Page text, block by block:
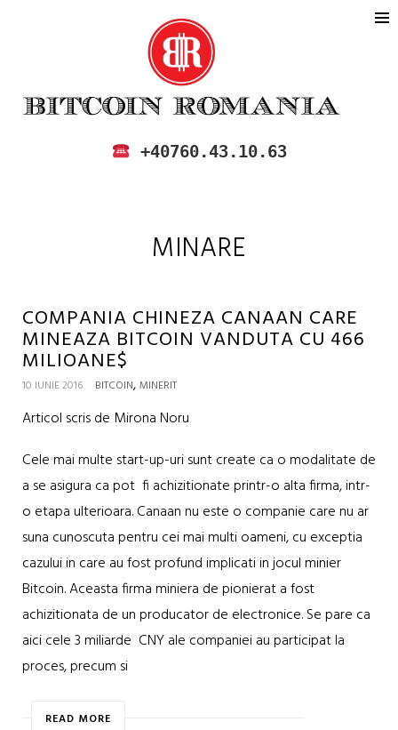
BITCOIN ROMANIA
CUMPARA SI VINDE BITCOIN IN
+40760.43.10.63
MINARE
COMPANIA CHINEZA CANAAN CARE
MINEAZA BITCOIN VANDUTA CU 466
MILIOANE$
10 IUNIE 2016 BITCOIN, MINERIT
Articol scris de Mirona Noru
Cele mai multe start-up-uri sunt create ca o modalitate de
a se asigura ca pot fi achizitionate printr-o alta firma, intr-
o etapa ulterioara. Canaan nu este o companie care nu ar
suna cunoscuta pentru cei mai multi oameni, cu exceptia
cazului in care au fost profund implicati in jocul minier
Bitcoin. Aceasta firma miniera de pionierat a fost
achizitionata de un producator de electronice. Se pare ca
aici cele 3 miliarde CNY ale companiei au participat la
proces, precum si
READ MORE